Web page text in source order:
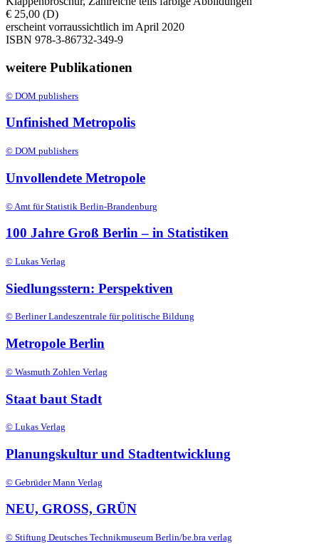
€ 25,00 (D)
erscheint vorraussichtlich im April 2020
ISBN 978-3-86732-349-9
weitere Publikationen
© DOM publishers
Unfinished Metropolis
© DOM publishers
Unvollendete Metropole
© Amt für Statistik Berlin-Brandenburg
100 Jahre Groß Berlin – in Statistiken
© Lukas Verlag
Siedlungsstern: Perspektiven
© Berliner Landeszentrale für politische Bildung
Metropole Berlin
© Wasmuth Zohlen Verlag
Staat baut Stadt
© Lukas Verlag
Planungskultur und Stadtentwicklung
© Gebrüder Mann Verlag
NEU, GROSS, GRÜN
© Stiftung Deutsches Technikmuseum Berlin/be.bra verlag